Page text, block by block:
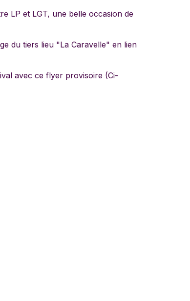
LP et LGT, une belle occasion de
du tiers lieu "La Caravelle" en lien
avec ce flyer provisoire (Ci-